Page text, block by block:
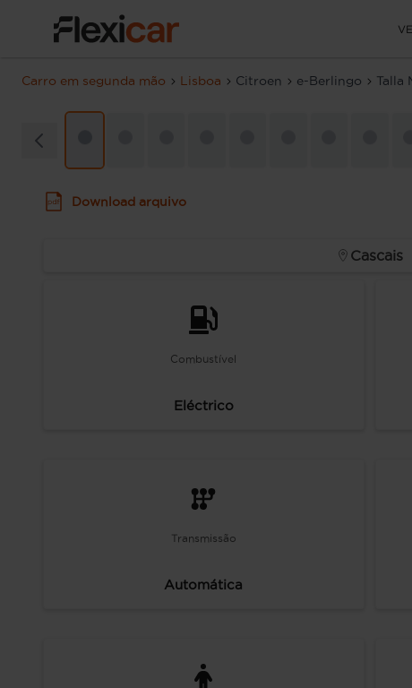
Carro em segunda mão Lisboa Citroen e-Berlingo Talla
Download arquivo
Cascais
Combustível
Eléctrico
Transmissão
Automática